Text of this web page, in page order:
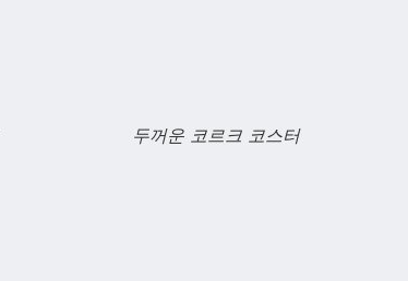
두꺼운 코르크 코스터